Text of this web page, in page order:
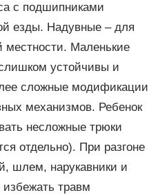
с подшипниками
езды. Надувные – для
местности. Маленькие
устойчивы и
сложные модификации
механизмов. Ребенок
несложные трюки
отдельно). При разгоне
шлем, нарукавники и
избежать травм